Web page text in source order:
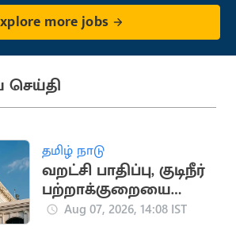
more jobs
தமிழ் நாடு
வறட்சி பாதிப்பு, குடிநீர்
பற்றாக்குறையை
சமாளிக்க ரூ.288.97
Aug 07, 2026, 14:08 IST